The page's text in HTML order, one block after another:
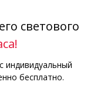
светового
индивидуальный
бесплатно.